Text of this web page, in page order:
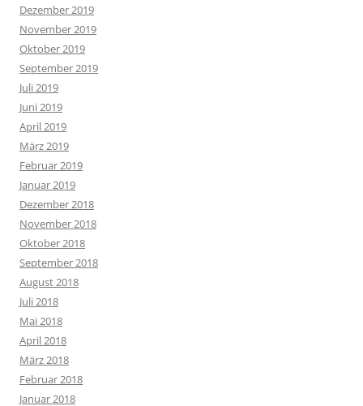
Dezember 2019
November 2019
Oktober 2019
September 2019
Juli 2019
Juni 2019
April 2019
März 2019
Februar 2019
Januar 2019
Dezember 2018
November 2018
Oktober 2018
September 2018
August 2018
Juli 2018
Mai 2018
April 2018
März 2018
Februar 2018
Januar 2018